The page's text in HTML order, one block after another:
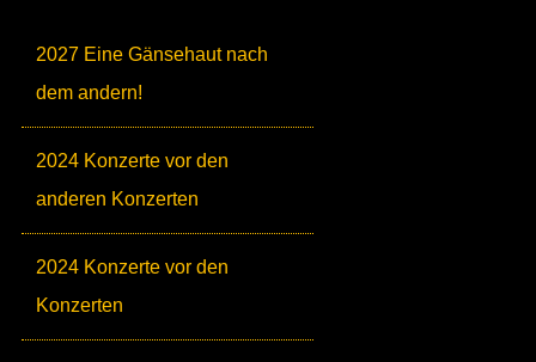
2027 Eine Gänsehaut nach
dem andern!
2024 Konzerte vor den
anderen Konzerten
2024 Konzerte vor den
Konzerten